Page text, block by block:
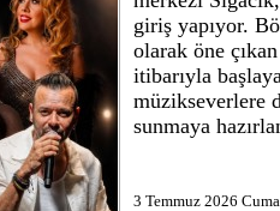
giriş yapıyor.
olarak öne
itibarıyla
müzikseverlere
sunmaya
3 Temmuz 2026